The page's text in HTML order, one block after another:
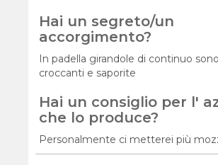
Hai un segreto/un
accorgimento?
In padella girandole di continuo
croccanti e saporite
Hai un consiglio per l'
che lo produce?
Personalmente ci metterei più